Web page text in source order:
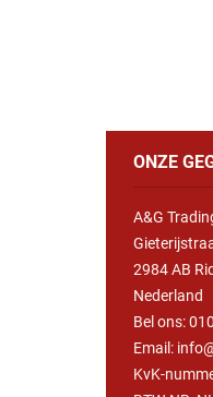
ONZE
A&G
2984 AB
Nederland
Bel ons:
Email:
KvK-